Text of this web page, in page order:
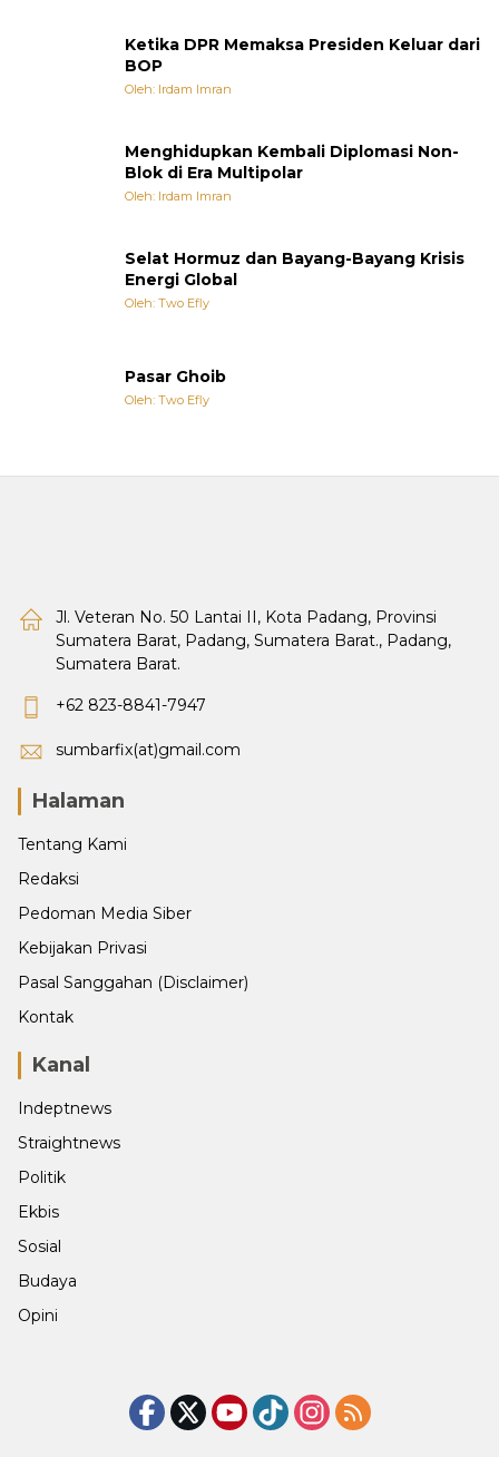
Ketika DPR Memaksa Presiden Keluar dari
BOP
Oleh: Irdam Imran
Menghidupkan Kembali Diplomasi Non-
Blok di Era Multipolar
Oleh: Irdam Imran
Selat Hormuz dan Bayang-Bayang Krisis
Energi Global
Oleh: Two Efly
Pasar Ghoib
Oleh: Two Efly
Jl. Veteran No. 50 Lantai II, Kota Padang, Provinsi
Sumatera Barat, Padang, Sumatera Barat., Padang,
Sumatera Barat.
+62 823-8841-7947
sumbarfix(at)gmail.com
Halaman
Tentang Kami
Redaksi
Pedoman Media Siber
Kebijakan Privasi
Pasal Sanggahan (Disclaimer)
Kontak
Kanal
Indeptnews
Straightnews
Politik
Ekbis
Sosial
Budaya
Opini